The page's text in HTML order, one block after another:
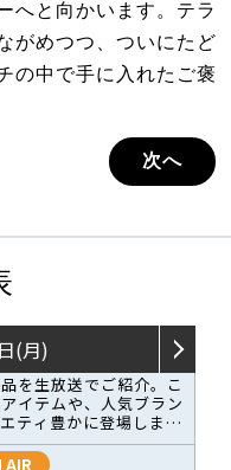
へと向かいます。テラ
がめつつ、ついにたど
の中で手に入れたご褒
次へ